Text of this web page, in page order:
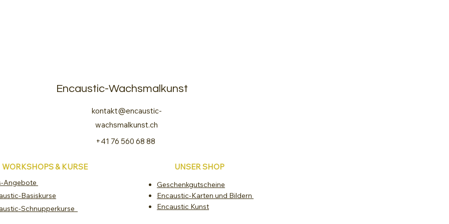
Encaustic-Wachsmalkunst
kontakt@encaustic-
wachsmalkunst.ch
+41 76 560 68 88
WORKSHOPS & KURSE
Angebote
Basiskurse
Schnupperkurse
UNSER SHOP
Geschenkgutscheine
Encaustic-Karten und Bildern
Encaustic Kunst